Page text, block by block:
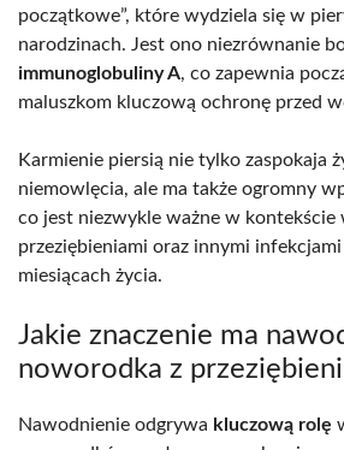
początkowe”, które wydziela się w
narodzinach. Jest ono niezrównanie
immunoglobuliny A, co zapewnia
maluszkom kluczową ochronę przed
Karmienie piersią nie tylko zaspokaja
niemowlęcia, ale ma także ogromny
co jest niezwykle ważne w kontekście
przeziębieniami oraz innymi
miesiącach życia.
Jakie znaczenie ma
noworodka z
Nawodnienie odgrywa kluczową rolę